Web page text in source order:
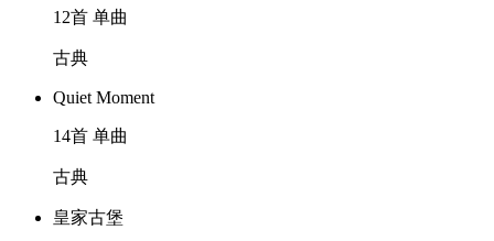
12首 单曲
古典
Quiet Moment
14首 单曲
古典
皇家古堡